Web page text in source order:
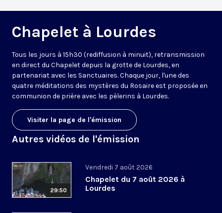
Chapelet à Lourdes
Tous les jours à 15h30 (rediffusion à minuit), retransmission
en direct du Chapelet depuis la grotte de Lourdes, en
partenariat avec les Sanctuaires. Chaque jour, l'une des
quatre méditations des mystères du Rosaire est proposée en
communion de prière avec les pèlerins à Lourdes.
Visiter la page de l'émission
Autres vidéos de l'émission
29:50
Vendredi 7 août 2026
Chapelet du 7 août 2026 à
Lourdes